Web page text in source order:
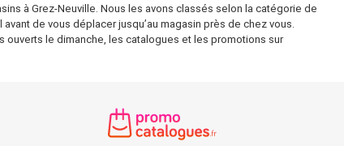
à Grez-Neuville. Nous les avons classés selon la catégorie de
de vous déplacer jusqu’au magasin près de chez vous.
ouverts le dimanche, les catalogues et les promotions sur